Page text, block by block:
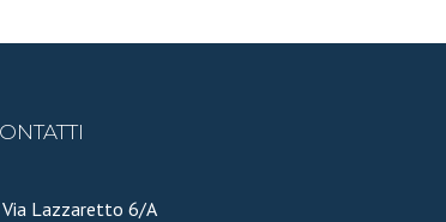
Via Lazzaretto 6/A